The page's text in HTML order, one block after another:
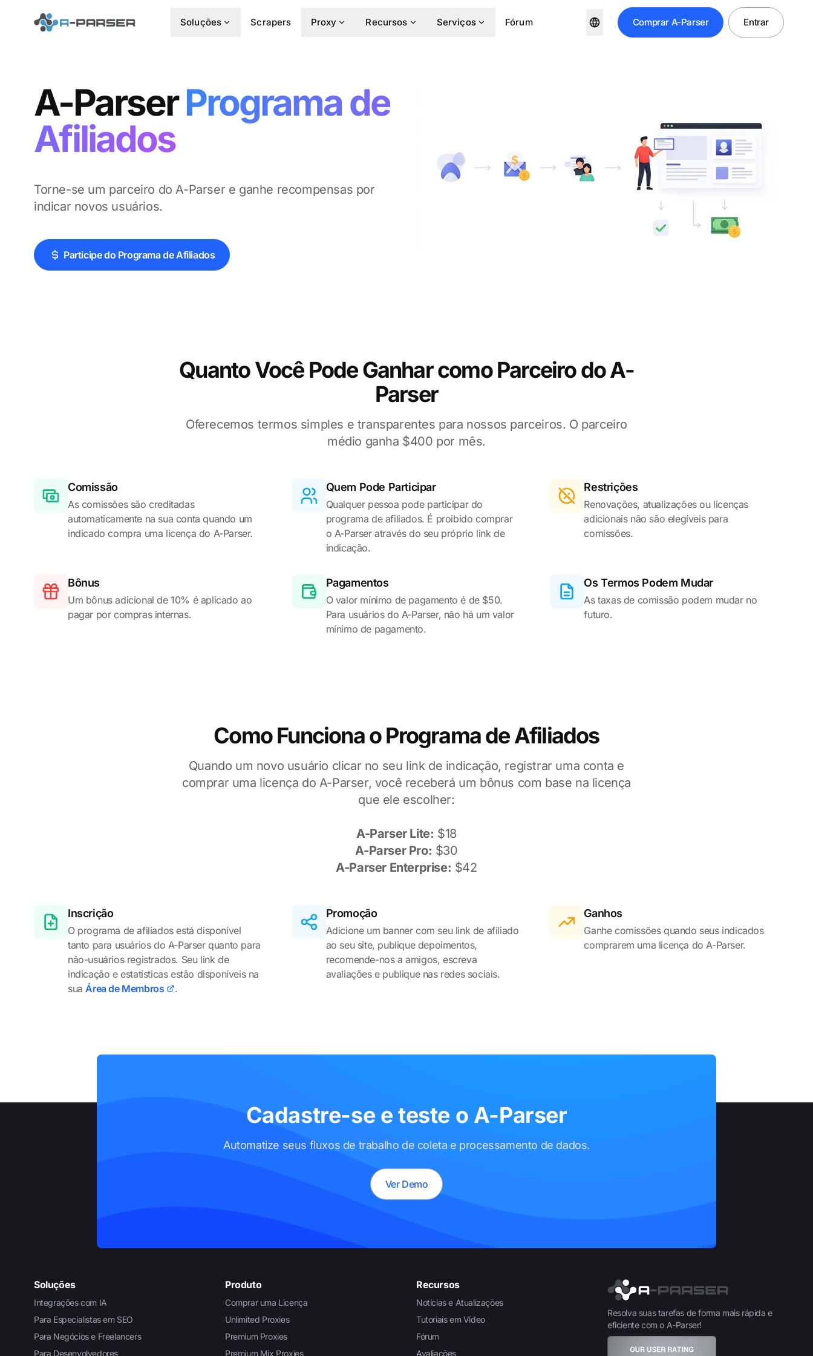
Soluções Scrapers Proxy Recursos Serviços Fórum ComprarA-Parser Entrar
A-Parser Programa de
Afiliados
Torne-se um parceiro do A-Parser e ganhe recompensas por
indicar novos usuários.
Participe do Programa de Afiliados
Quanto Você Pode Ganhar como Parceiro do A-
Parser
Oferecemos termos simples e transparentes para nossos parceiros. O parceiro
médio ganha $400 por mês.
Comissão
As comissões são creditadas
automaticamente na sua conta quando um
indicado compra uma licença do A-Parser.
Quem Pode Participar
Qualquer pessoa pode participar do
programa de afiliados. É proibido comprar
o A-Parser através do seu próprio link de
indicação.
Restrições
Renovações, atualizações ou licenças
adicionais não são elegíveis para
comissões.
Bônus
Um bônus adicional de 10% é aplicado ao
pagar por compras internas.
Pagamentos
O valor mínimo de pagamento é de $50.
Para usuários do A-Parser, não há um valor
mínimo de pagamento.
Os Termos Podem Mudar
As taxas de comissão podem mudar no
futuro.
Como Funciona o Programa de Afiliados
Quando um novo usuário clicar no seu link de indicação, registrar uma conta e
comprar uma licença do A-Parser, você receberá um bônus com base na licença
que ele escolher:
A-Parser Lite: $18
A-Parser Pro: $30
A-Parser Enterprise: $42
Inscrição
O programa de afiliados está disponível
tanto para usuários do A-Parser quanto para
não-usuários registrados. Seu link de
indicação e estatísticas estão disponíveis na
suaÁrea de Membros .
Promoção
Adicione um banner com seu link de afiliado
ao seu site, publique depoimentos,
recomende-nos a amigos, escreva
avaliações e publique nas redes sociais.
Ganhos
Ganhe comissões quando seus indicados
comprarem uma licença do A-Parser.
Cadastre-se e teste o A-Parser
Automatize seus fluxos de trabalho de coleta e processamento de dados.
Ver Demo
Soluções
Integrações com IA
Para Especialistas em SEO
Para Negócios e Freelancers
Para Desenvolvedores
Produto
Comprar uma Licença
Unlimited Proxies
Premium Proxies
Premium Mix Proxies
Recursos
Notícias e Atualizações
Tutoriais em Vídeo
Fórum
Avaliações
Resolva suas tarefas de forma mais rápida e
eficiente com o A-Parser!